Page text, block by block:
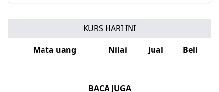
KURS HARI INI
Mata uang
Nilai Jual Beli
BACA JUGA